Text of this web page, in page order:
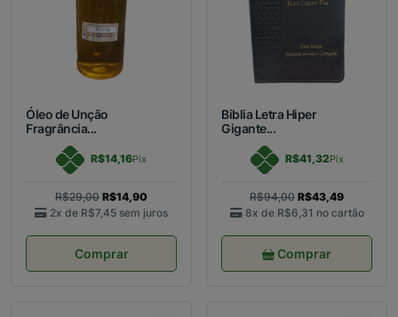
Óleo de Unção
Fragrância...
R$14,16Pix
R$29,00 R$14,90
2x de R$7,45 sem juros
Comprar
Biblia Letra Hiper
Gigante...
R$41,32Pix
R$94,00 R$43,49
8x de R$6,31 no cartão
Comprar